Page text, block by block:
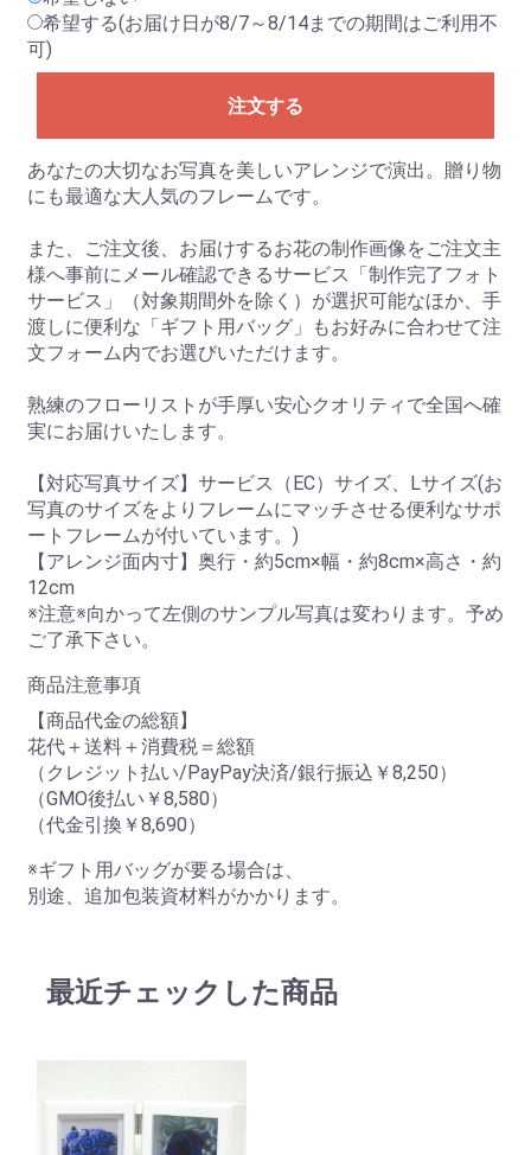
希望する(お届け日が8/7～8/14までの期間はご利用不
可)
注文する
あなたの大切なお写真を美しいアレンジで演出。贈り物
にも最適な大人気のフレームです。
また、ご注文後、お届けするお花の制作画像をご注文主
様へ事前にメール確認できるサービス「制作完了フォト
サービス」（対象期間外を除く）が選択可能なほか、手
渡しに便利な「ギフト用バッグ」もお好みに合わせて注
文フォーム内でお選びいただけます。
熟練のフローリストが手厚い安心クオリティで全国へ確
実にお届けいたします。
【対応写真サイズ】サービス（EC）サイズ、Lサイズ(お
写真のサイズをよりフレームにマッチさせる便利なサポ
ートフレームが付いています。)
【アレンジ面内寸】奥行・約5cm×幅・約8cm×高さ・約
12cm
※注意※向かって左側のサンプル写真は変わります。予め
ご了承下さい。
商品注意事項
【商品代金の総額】
花代＋送料＋消費税＝総額
（クレジット払い/PayPay決済/銀行振込￥8,250）
（GMO後払い￥8,580）
（代金引換￥8,690）
※ギフト用バッグが要る場合は、
別途、追加包装資材料がかかります。
最近チェックした商品